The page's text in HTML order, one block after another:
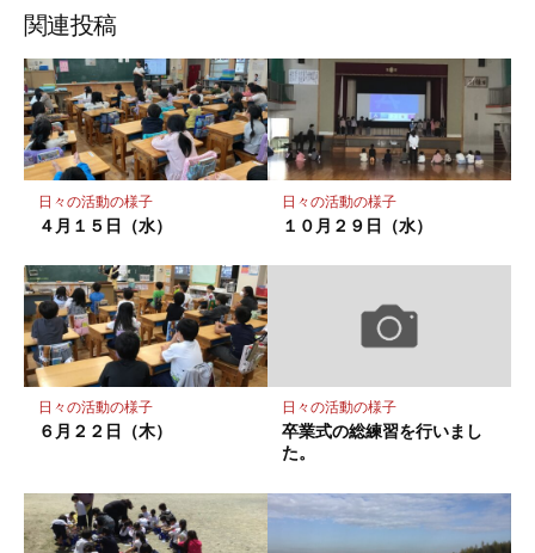
ア
ク
マ
ー
ク
に
存
関連投稿
日々の活動の様子
４月１５日（水）
日々の活動の様子
１０月２９日（水）
日々の活動の様子
６月２２日（木）
日々の活動の様子
卒業式の総練習を行いまし
た。